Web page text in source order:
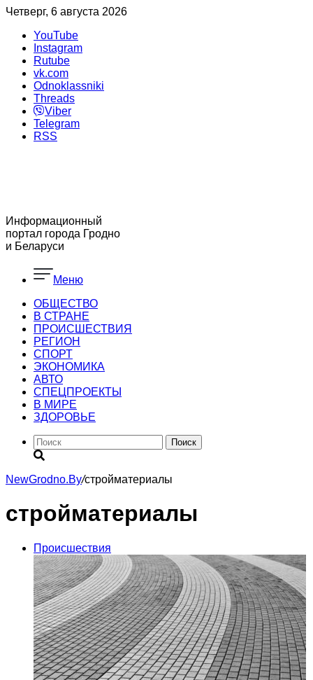
Четверг, 6 августа 2026
YouTube
Instagram
Rutube
vk.com
Odnoklassniki
Threads
Viber
Telegram
RSS
Информационный
портал города Гродно
и Беларуси
Меню
ОБЩЕСТВО
В СТРАНЕ
ПРОИСШЕСТВИЯ
РЕГИОН
CПОРТ
ЭКОНОМИКА
АВТО
СПЕЦПРОЕКТЫ
В МИРЕ
ЗДОРОВЬЕ
Поиск
NewGrodno.By/стройматериалы
стройматериалы
Происшествия